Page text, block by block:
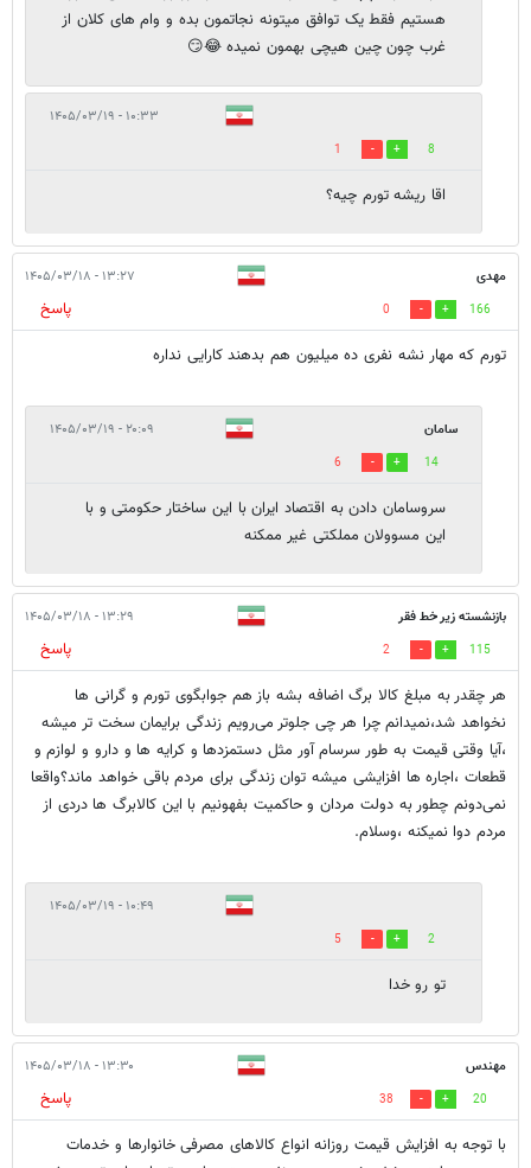
هستیم فقط یک توافق میتونه نجاتمون بده و وام های کلان از
غرب چون چین هیچی بهمون نمیده 😂😏
۱۰:۳۳ - ۱۴۰۵/۰۳/۱۹
8
1
اقا ریشه تورم چیه؟
مهدی ۱۳:۲۷ - ۱۴۰۵/۰۳/۱۸
166
0
پاسخ
تورم که مهار نشه نفری ده میلیون هم بدهند کارایی نداره
سامان ۲۰:۰۹ - ۱۴۰۵/۰۳/۱۹
14
6
سروسامان دادن به اقتصاد ایران با این ساختار حکومتی و با
این مسوولان مملکتی غیر ممکنه
بازنشسته زیر خط فقر ۱۳:۲۹ - ۱۴۰۵/۰۳/۱۸
115
2
پاسخ
هر چقدر به مبلغ کالا برگ اضافه بشه باز هم جوابگوی تورم و گرانی ها
نخواهد شد،نمیدانم چرا هر چی جلوتر می‌رویم زندگی برایمان سخت تر میشه
،آیا وقتی قیمت به طور سرسام آور مثل دستمزدها و کرایه ها و دارو و لوازم و
قطعات ،اجاره ها افزایشی میشه توان زندگی برای مردم باقی خواهد ماند؟واقعا
نمی‌دونم چطور به دولت مردان و حاکمیت بفهونیم با این کالابرگ ها دردی از
مردم دوا نمیکنه ،وسلام.
۱۰:۴۹ - ۱۴۰۵/۰۳/۱۹
2
5
تو رو خدا
مهندس ۱۳:۳۰ - ۱۴۰۵/۰۳/۱۸
20
38
پاسخ
با توجه به افزایش قیمت روزانه انواع کالاهای مصرفی خانوارها و خدمات